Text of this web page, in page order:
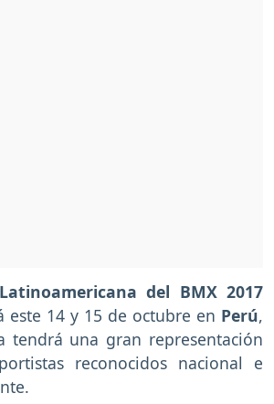
del BMX 2017
este 14 y 15 de octubre en Perú,
tendrá una gran representación
reconocidos nacional e